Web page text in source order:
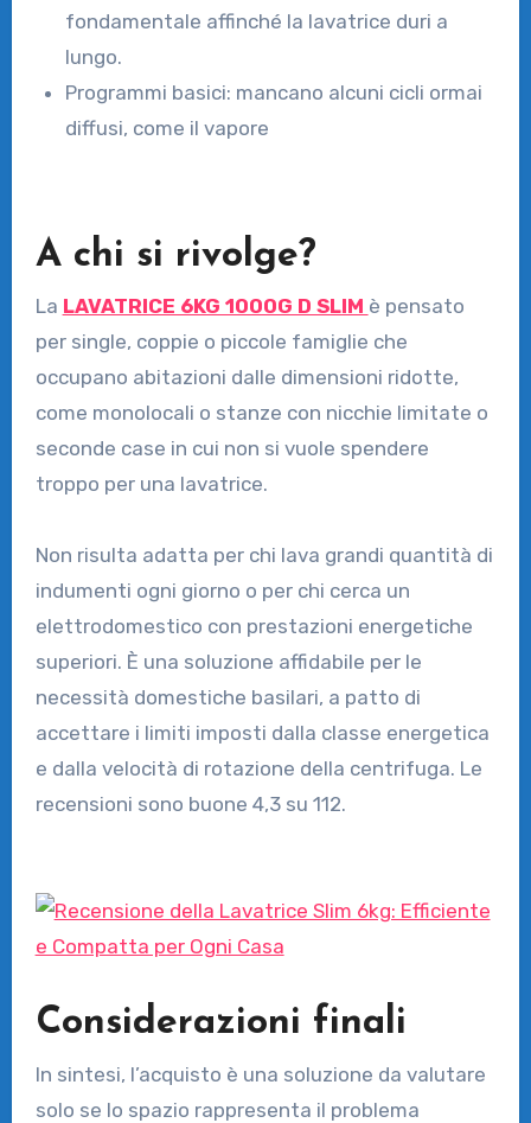
fondamentale affinché la lavatrice duri a
lungo.
Programmi basici: mancano alcuni cicli ormai
diffusi, come il vapore
A chi si rivolge?
La LAVATRICE 6KG 1000G D SLIM è pensato
per single, coppie o piccole famiglie che
occupano abitazioni dalle dimensioni ridotte,
come monolocali o stanze con nicchie limitate o
seconde case in cui non si vuole spendere
troppo per una lavatrice.
Non risulta adatta per chi lava grandi quantità di
indumenti ogni giorno o per chi cerca un
elettrodomestico con prestazioni energetiche
superiori. È una soluzione affidabile per le
necessità domestiche basilari, a patto di
accettare i limiti imposti dalla classe energetica
e dalla velocità di rotazione della centrifuga. Le
recensioni sono buone 4,3 su 112.
Considerazioni finali
In sintesi, l’acquisto è una soluzione da valutare
solo se lo spazio rappresenta il problema